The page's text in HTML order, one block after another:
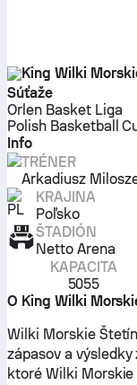
King Wilki
Súťaže
Orlen Basket Liga
Polish Basketball
Info
TRÉNER
Arkadiusz
KRAJINA
Poľsko
ŠTADIÓN
Netto Arena
KAPACITA
5055
O King Wilki
Wilki Morskie
zápasov a
ktoré Wilki